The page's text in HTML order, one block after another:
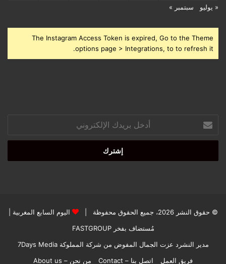
« يوليو سبتمبر »
The Instagram Access Token is expired, Go to the Theme
options page > Integrations, to to refresh it.
بريدك
الإلكتروني
© حقوق النشر 2026، جميع الحقوق محفوظة | اليوم السابع المغربية
مُستضاف بفخرFASTGROUP
مدير النشرد عزت الجمال المفوض من شركة المملوكة 7Days Media
فريق العمل
اتصل بنا – Contact من نحن – About us